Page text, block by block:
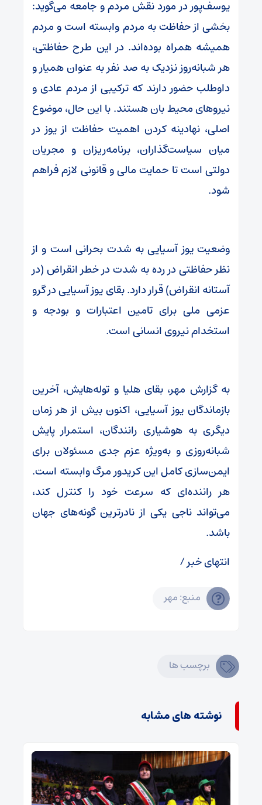
یوسف‌پور در مورد نقش مردم و جامعه می‌گوید:
بخشی از حفاظت به مردم وابسته است و مردم
همیشه همراه بوده‌اند. در این طرح حفاظتی،
هر شبانه‌روز نزدیک به صد نفر به عنوان همیار و
داوطلب حضور دارند که ترکیبی از مردم عادی و
نیروهای محیط بان هستند. با این حال، موضوع
اصلی، نهادینه کردن اهمیت حفاظت از یوز در
میان سیاست‌گذاران، برنامه‌ریزان و مجریان
دولتی است تا حمایت مالی و قانونی لازم فراهم
شود.
وضعیت یوز آسیایی به شدت بحرانی است و از
نظر حفاظتی در رده به شدت در خطر انقراض (در
آستانه انقراض) قرار دارد. بقای یوز آسیایی در گرو
عزمی ملی برای تامین اعتبارات و بودجه و
استخدام نیروی انسانی است.
به گزارش مهر، بقای هلیا و توله‌هایش، آخرین
بازماندگان یوز آسیایی، اکنون بیش از هر زمان
دیگری به هوشیاری رانندگان، استمرار پایش
شبانه‌روزی و به‌ویژه عزم جدی مسئولان برای
ایمن‌سازی کامل این کریدور مرگ وابسته است.
هر راننده‌ای که سرعت خود را کنترل کند،
می‌تواند ناجی یکی از نادرترین گونه‌های جهان
باشد.
انتهای خبر /
منبع: مهر
برچسب ها
نوشته های مشابه